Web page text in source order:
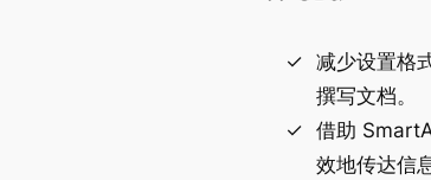
减少设置格
撰写文档。
借助
效地传达信息